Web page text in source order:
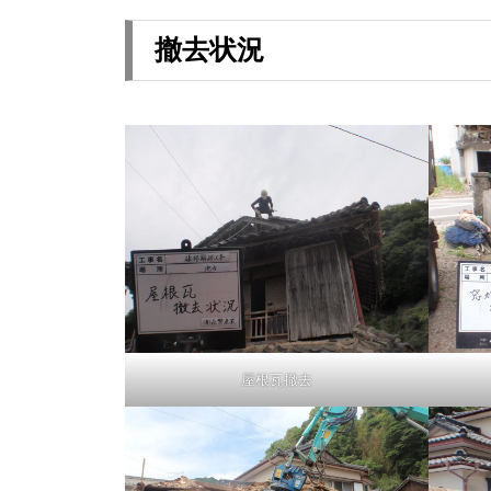
撤去状況
屋根瓦撤去